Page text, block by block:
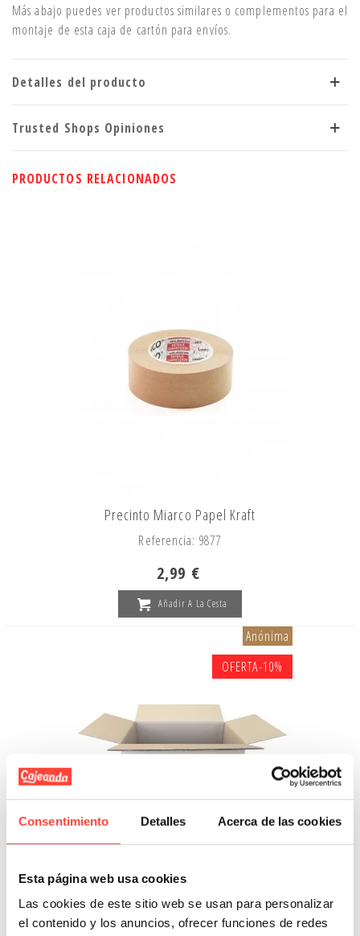
Consentimiento Detalles Acerca de las cookies
Esta página web usa cookies
Las cookies de este sitio web se usan para personalizar
el contenido y los anuncios, ofrecer funciones de redes
Más abajo puedes ver productos similares o complementos para el
montaje de esta caja de cartón para envíos.
Detalles del producto
Trusted Shops Opiniones
PRODUCTOS RELACIONADOS
Precinto Miarco Papel Kraft
Referencia: 9877
2,99 €
Añadir A La Cesta
Anónima
OFERTA-10%
Cajas 60x40x40 cm doble
Referencia: 5540